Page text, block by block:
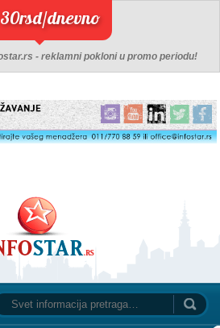
dnevno
- reklamni pokloni u promo periodu!